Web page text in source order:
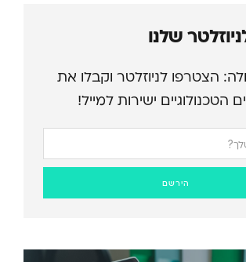
שלנו
הצטרפו לניוזלטר וקבלו את
הטכנולוגיים ישירות למייל!
הירשם